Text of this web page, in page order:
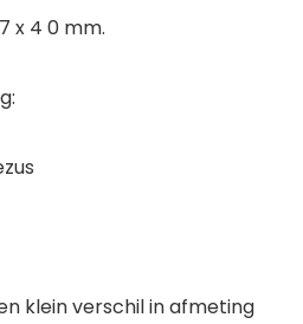
x 4 0 mm.
klein verschil in afmeting